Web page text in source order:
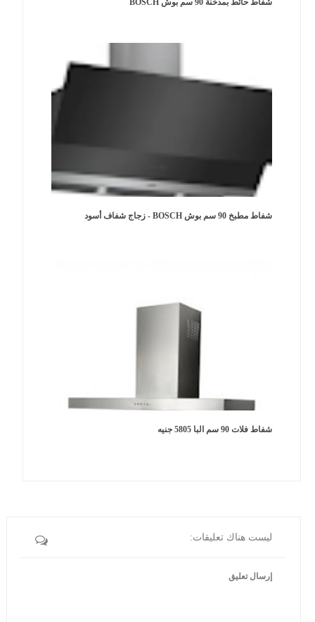
شفاط مطبخ 90 سم بوش BOSCH - زجاج شفاف أسود
شفاط فلات 90 سم البا 5805 جنيه
ليست هناك تعليقات:
إرسال تعليق